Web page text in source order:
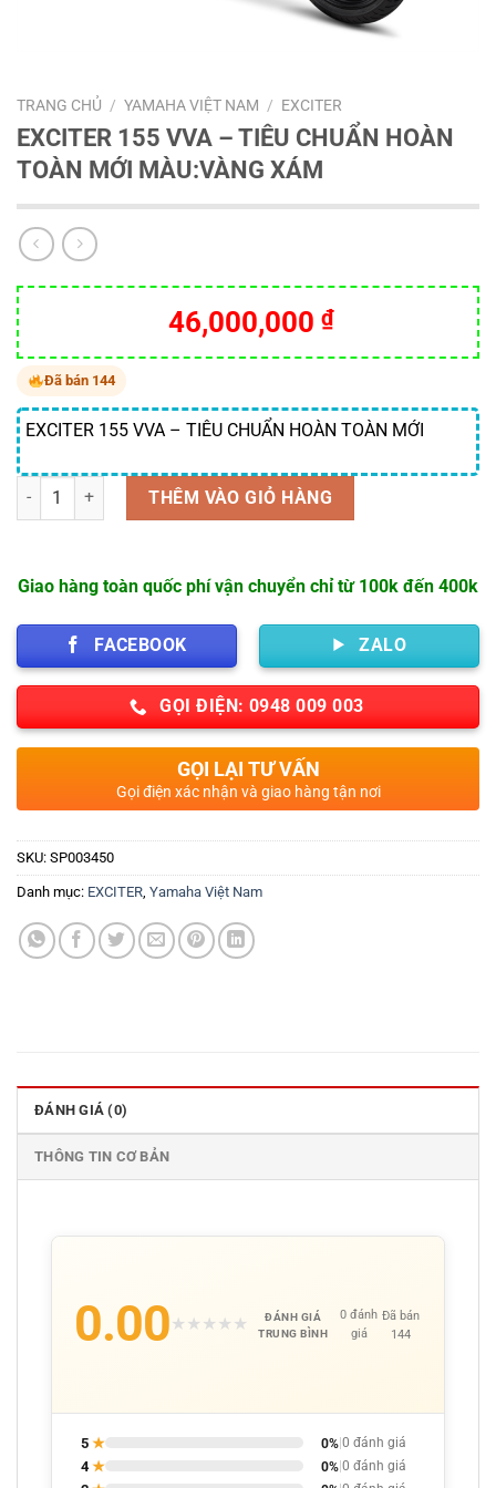
TRANG CHỦ / YAMAHA VIỆT NAM / EXCITER
EXCITER 155 VVA – TIÊU CHUẨN HOÀN
TOÀN MỚI MÀU:VÀNG XÁM
46,000,000 ₫
Đã bán 144
EXCITER 155 VVA – TIÊU CHUẨN HOÀN TOÀN MỚI
Số lượng THÊM VÀO GIỎ HÀNG
Giao hàng toàn quốc phí vận chuyển chỉ từ 100k đến 400k
FACEBOOK ZALO
GỌI ĐIỆN: 0948 009 003
GỌI LẠI TƯ VẤN
Gọi điện xác nhận và giao hàng tận nơi
SKU: SP003450
Danh mục: EXCITER Yamaha Việt Nam
ĐÁNH GIÁ (0)
THÔNG TIN CƠ BẢN
0.00★ ★ ★ ★ ★
ĐÁNH GIÁ
TRUNG BÌNH
0 đánh
giá
Đã bán
144
5 ★ 0%|0 đánh giá
4★ 0%|0 đánh giá